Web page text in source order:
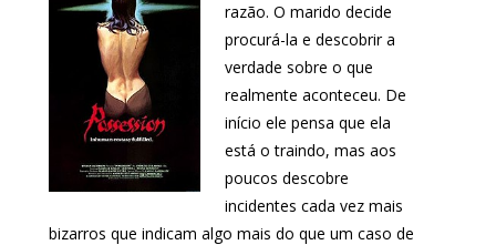
razão. O marido decide
procurá-la e descobrir a
verdade sobre o que
realmente aconteceu. De
início ele pensa que ela
está o traindo, mas aos
poucos descobre
incidentes cada vez mais
bizarros que indicam algo mais do que um caso de